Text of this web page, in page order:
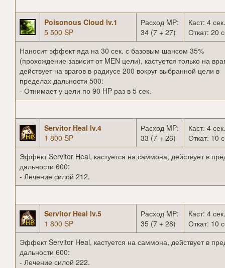
Poisonous Cloud lv.1
5 500 SP
Расход MP:
34 (7 + 27)
Каст: 4 сек.
Откат: 20
Наносит эффект яда на 30 сек. с базовым шансом 35%
(прохождение зависит от MEN цели), кастуется только на
действует на врагов в радиусе 200 вокруг выбранной цели в
пределах дальности 500:
- Отнимает у цели по 90 HP раз в 5 сек.
Servitor Heal lv.4
1 800 SP
Расход MP:
33 (7 + 26)
Каст: 4 сек.
Откат: 10
Эффект Servitor Heal, кастуется на саммона, действует в
дальности 600:
- Лечение силой 212.
Servitor Heal lv.5
1 800 SP
Расход MP:
35 (7 + 28)
Каст: 4 сек.
Откат: 10
Эффект Servitor Heal, кастуется на саммона, действует в
дальности 600:
- Лечение силой 222.